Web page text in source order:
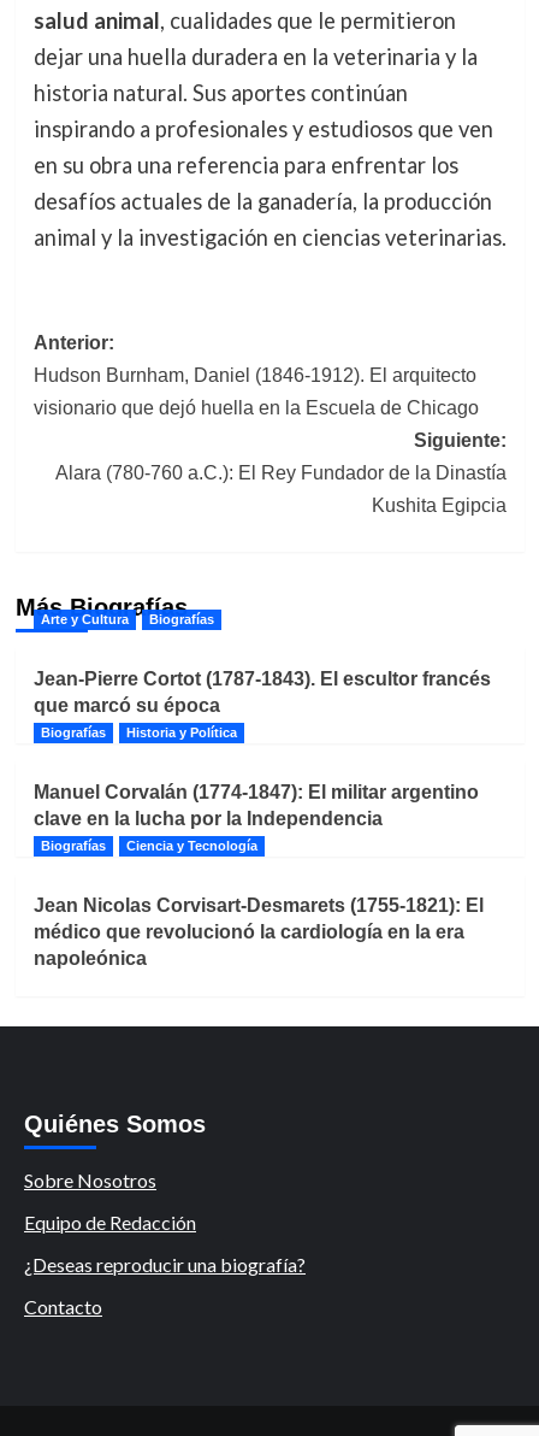
salud animal, cualidades que le permitieron
dejar una huella duradera en la veterinaria y la
historia natural. Sus aportes continúan
inspirando a profesionales y estudiosos que ven
en su obra una referencia para enfrentar los
desafíos actuales de la ganadería, la producción
animal y la investigación en ciencias veterinarias.
Navegación
de
entradas
Anterior:
Hudson Burnham, Daniel (1846-1912). El arquitecto
visionario que dejó huella en la Escuela de Chicago
Siguiente:
Alara (780-760 a.C.): El Rey Fundador de la Dinastía
Kushita Egipcia
Más Biografías
Arte y Cultura Biografías
Jean-Pierre Cortot (1787-1843). El escultor francés
que marcó su época
Biografías Historia y Política
Manuel Corvalán (1774-1847): El militar argentino
clave en la lucha por la Independencia
Biografías Ciencia y Tecnología
Jean Nicolas Corvisart-Desmarets (1755-1821): El
médico que revolucionó la cardiología en la era
napoleónica
Quiénes Somos
Sobre Nosotros
Equipo de Redacción
¿Deseas reproducir una biografía?
Contacto